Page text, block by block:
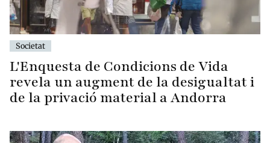
Societat
L'Enquesta de Condicions de Vida
revela un augment de la desigualtat i
de la privació material a Andorra